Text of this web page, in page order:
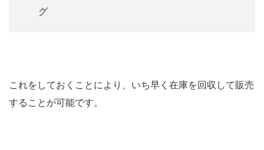
グ
これをしておくことにより、いち早く在庫を回収して販売
することが可能です。